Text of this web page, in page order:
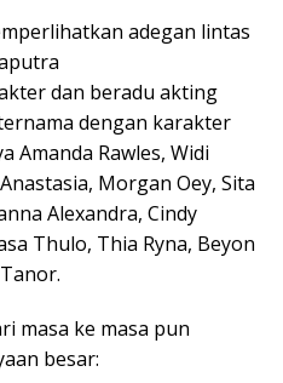
adegan lintas
dan beradu akting
dengan karakter
Amanda Rawles, Widi
Morgan Oey, Sita
Alexandra, Cindy
Thulo, Thia Ryna, Beyon
masa ke masa pun
besar: